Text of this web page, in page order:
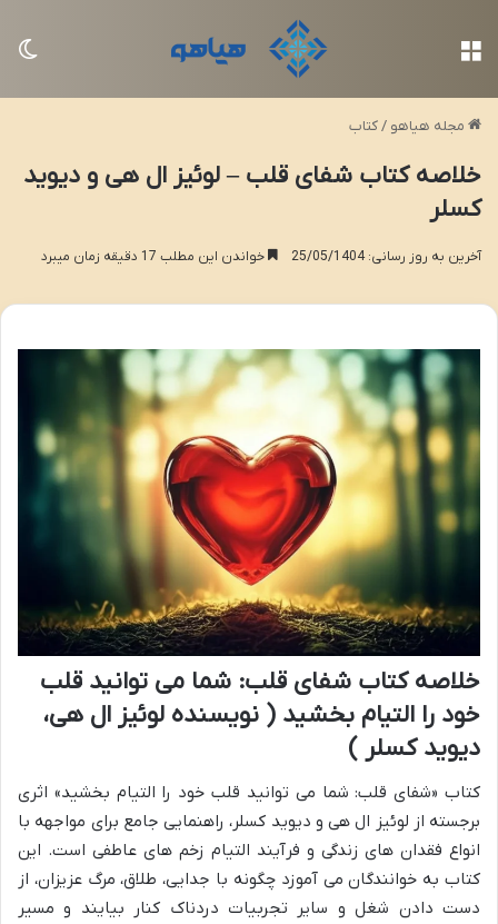
مجله هیاهو /کتاب
خلاصه کتاب شفای قلب – لوئیز ال هی و دیوید
کسلر
آخرین به روز رسانی: 25/05/1404 خواندن این مطلب 17 دقیقه زمان میبرد
خلاصه کتاب شفای قلب: شما می توانید قلب
خود را التیام بخشید ( نویسنده لوئیز ال هی،
دیوید کسلر )
کتاب «شفای قلب: شما می توانید قلب خود را التیام بخشید» اثری
برجسته از لوئیز ال هی و دیوید کسلر، راهنمایی جامع برای مواجهه با
انواع فقدان های زندگی و فرآیند التیام زخم های عاطفی است. این
کتاب به خوانندگان می آموزد چگونه با جدایی، طلاق، مرگ عزیزان، از
دست دادن شغل و سایر تجربیات دردناک کنار بیایند و مسیر